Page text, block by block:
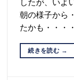
したが、いよ
朝の様子から
たかも・・・
続きを読む →